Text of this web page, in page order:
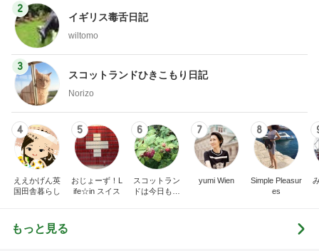
2
イギリス毒舌日記
wiltomo
3
スコットランドひきこもり日記
Norizo
4
ええかげん英
国田舎暮らし
5
おじょーず！L
ife☆in スイス
6
スコットラン
ドは今日も曇
7
yumi Wien
8
Simple Pleasur
es
もっと見る